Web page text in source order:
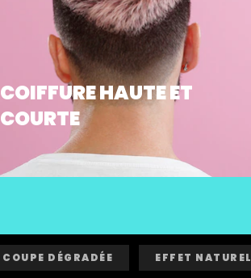
COIFFURE HAUTE ET
COURTE
COUPE DÉGRADÉE EFFET NATUREL